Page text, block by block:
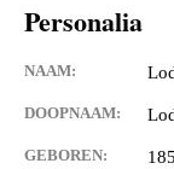
Personalia
NAAM:
DOOPNAAM:
GEBOREN: